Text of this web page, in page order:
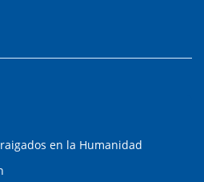
en la Humanidad